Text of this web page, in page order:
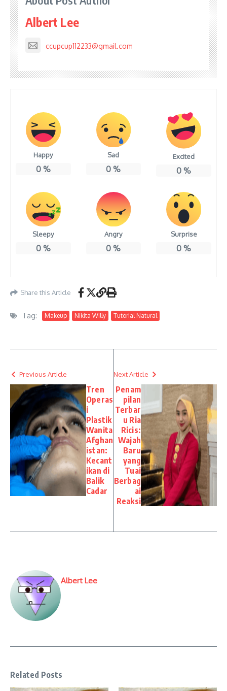
Albert Lee
ccupcup112233@gmail.com
Happy
0%
Sad
0 %
Excited
0 %
Sleepy
0%
Angry
0 %
Surprise
0 %
Share this Article
Tag: Makeup Nikita Willy Tutorial Natural
Previous Article
Tren
Operas
i
Plastik
Wanita
Afghan
istan:
Kecant
ikan di
Balik
Cadar
Next Article
Penam
pilan
Terbar
u Ria
Ricis:
Wajah
Baru
yang
Tuai
Berbag
ai
Reaksi
Albert Lee
Related Posts